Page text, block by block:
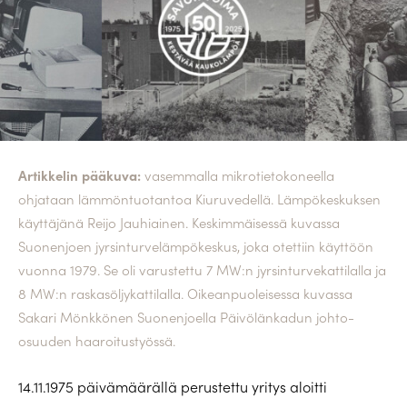
Artikkelin pääkuva: vasemmalla mikrotietokoneella
ohjataan lämmöntuotantoa Kiuruvedellä. Lämpökeskuksen
käyttäjänä Reijo Jauhiainen. Keskimmäisessä kuvassa
Suonenjoen jyrsinturvelämpökeskus, joka otettiin käyttöön
vuonna 1979. Se oli varustettu 7 MW:n jyrsinturvekattilalla ja
8 MW:n raskasöljykattilalla. Oikeanpuoleisessa kuvassa
Sakari Mönkkönen Suonenjoella Päivölänkadun johto-
osuuden haaroitustyössä.
14.11.1975 päivämäärällä perustettu yritys aloitti